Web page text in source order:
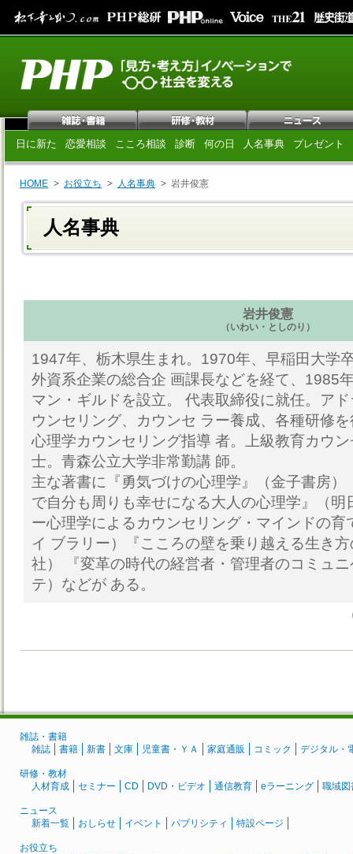
日に新た 恋愛相談 こころ相談 診断 何の日 人名事典 プレゼント
HOME お役立ち 人名事典 岩井俊憲
人名事典
岩井俊憲
（いわい・としのり）
1947年、栃木県生まれ。1970年、早稲田大学
外資系企業の総合企 画課長などを経て、1985
マン・ギルドを設立。 代表取締役に就任。ア
ウンセリング、カウンセ ラー養成、各種研修
心理学カウンセリング指導 者。上級教育カウ
士。青森公立大学非常勤講 師。
主な著書に『勇気づけの心理学』（金子書房）
で自分も周りも幸せになる大人の心理学』（明
ー心理学によるカウンセリング・マインドの育
イ ブラリー）『こころの壁を乗り越える生き
社） 『変革の時代の経営者・管理者のコミュ
テ）などが ある。
雑誌・書籍
雑誌
書籍 新書 文庫 児童書・ＹＡ 家庭通販 コミック デジタル・
研修・教材
人材育成
セミナー CD DVD・ビデオ 通信教育 eラーニング 職域図
ニュース
新着一覧
おしらせ イベント パブリシティ 特設ページ
お役立ち